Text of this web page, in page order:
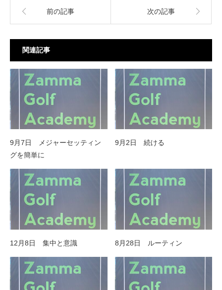
前の記事 次の記事
関連記事
9月7日 メジャーセッティン
グを簡単に
9月2日 続ける
12月8日 集中と意識 8月28日 ルーティン